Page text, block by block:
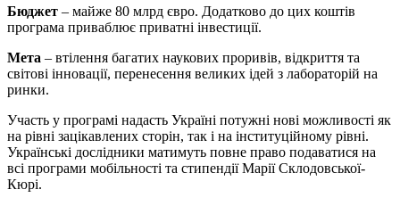
Бюджет – майже 80 млрд євро. Додатково до цих коштів
програма приваблює приватні інвестиції.
Мета – втілення багатих наукових проривів, відкриття та
світові інновації, перенесення великих ідей з лабораторій на
ринки.
Участь у програмі надасть Україні потужні нові можливості як
на рівні зацікавлених сторін, так і на інституційному рівні.
Українські дослідники матимуть повне право подаватися на
всі програми мобільності та стипендії Марії Склодовської-
Кюрі.